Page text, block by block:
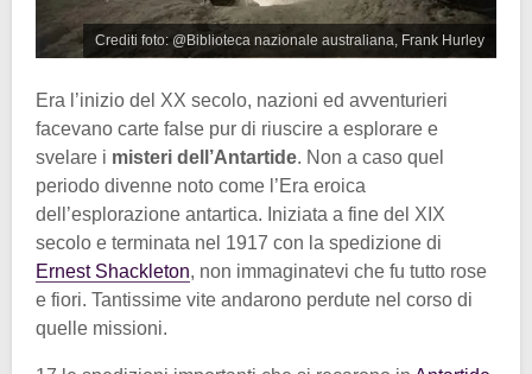
Crediti foto: @Biblioteca nazionale australiana, Frank Hurley
Era l’inizio del XX secolo, nazioni ed avventurieri
facevano carte false pur di riuscire a esplorare e
svelare i misteri dell’Antartide. Non a caso quel
periodo divenne noto come l’Era eroica
dell’esplorazione antartica. Iniziata a fine del XIX
secolo e terminata nel 1917 con la spedizione di
Ernest Shackleton, non immaginatevi che fu tutto rose
e fiori. Tantissime vite andarono perdute nel corso di
quelle missioni.